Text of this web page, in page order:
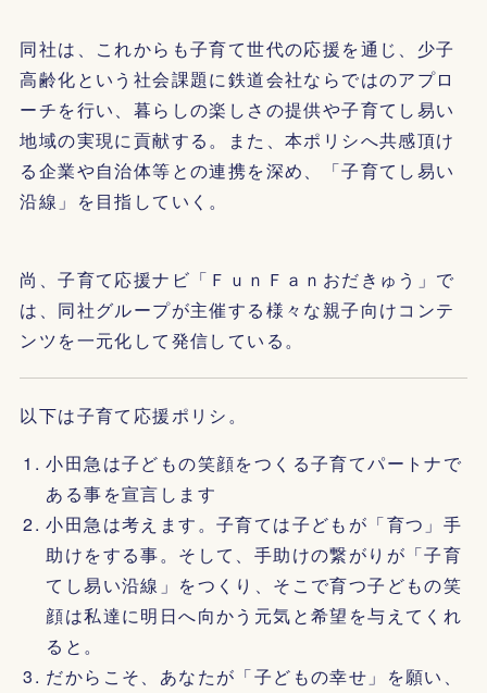
同社は、これからも子育て世代の応援を通じ、少子
高齢化という社会課題に鉄道会社ならではのアプロ
ーチを行い、暮らしの楽しさの提供や子育てし易い
地域の実現に貢献する。また、本ポリシへ共感頂け
る企業や自治体等との連携を深め、「子育てし易い
沿線」を目指していく。
尚、子育て応援ナビ「ＦｕｎＦａｎおだきゅう」で
は、同社グループが主催する様々な親子向けコンテ
ンツを一元化して発信している。
以下は子育て応援ポリシ。
小田急は子どもの笑顔をつくる子育てパートナで
ある事を宣言します
小田急は考えます。子育ては子どもが「育つ」手
助けをする事。そして、手助けの繋がりが「子育
てし易い沿線」をつくり、そこで育つ子どもの笑
顔は私達に明日へ向かう元気と希望を与えてくれ
ると。
だからこそ、あなたが「子どもの幸せ」を願い、